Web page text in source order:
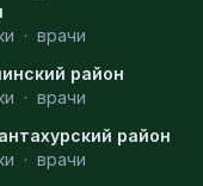
· врачи
район
· врачи
район
· врачи